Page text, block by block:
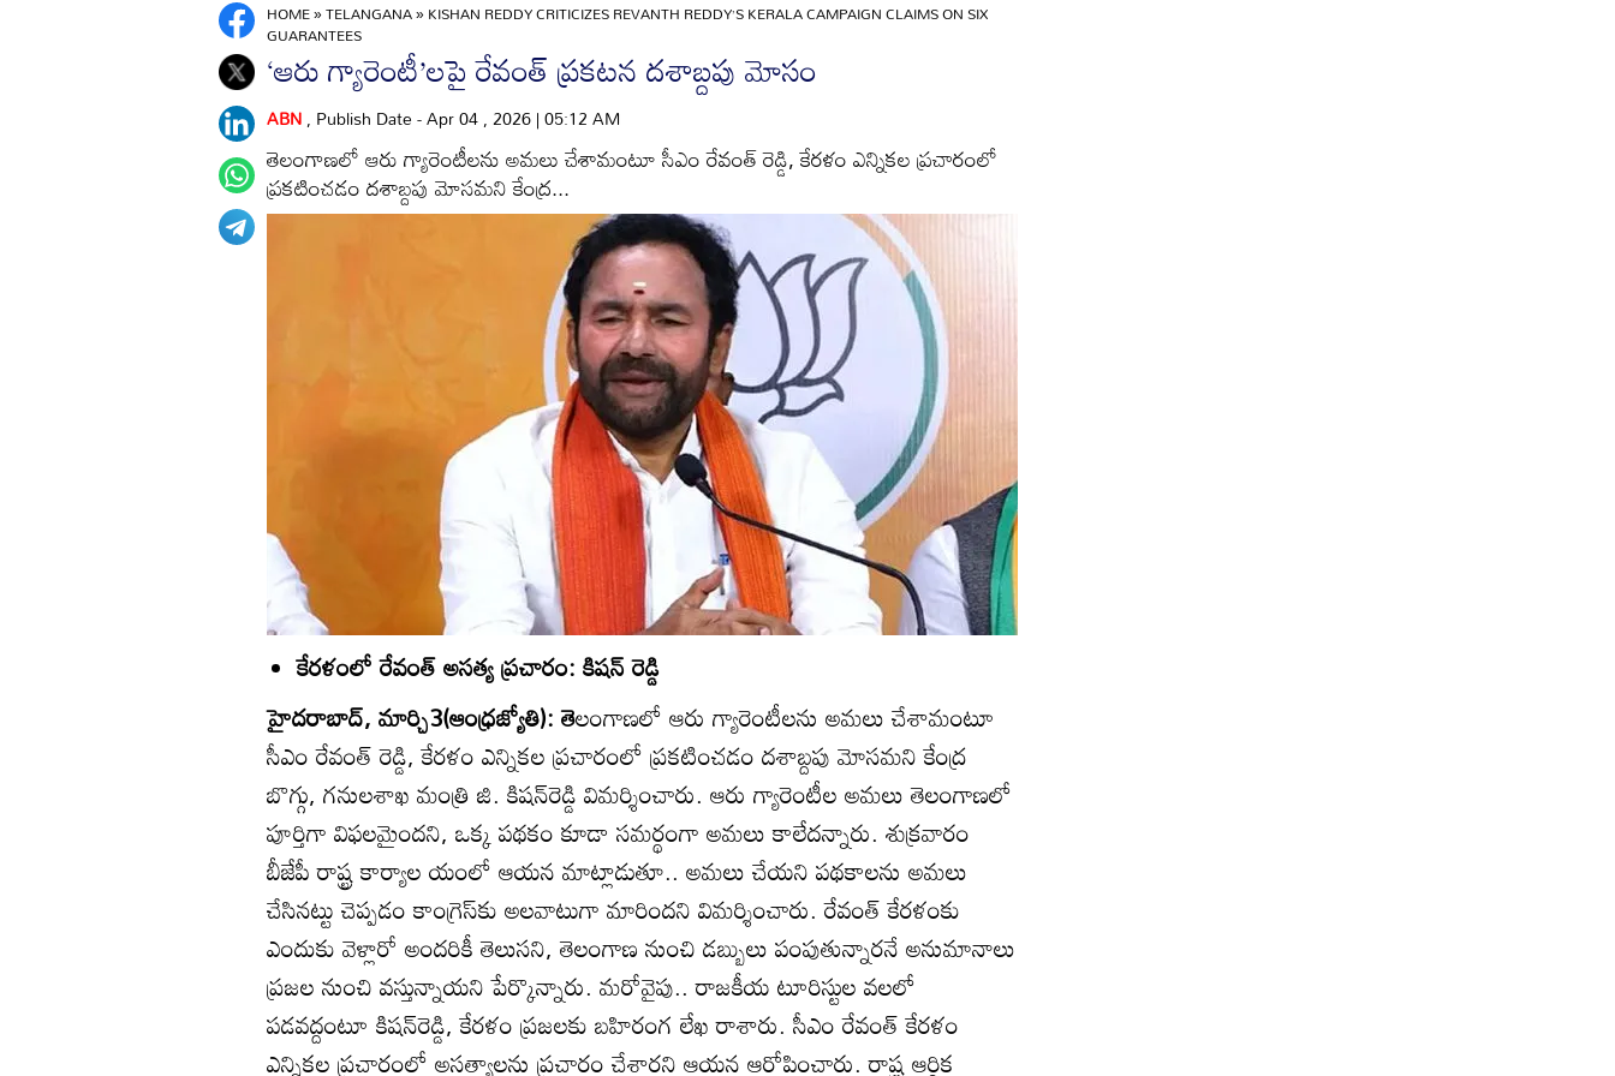
HOME»TELANGANA»KISHAN REDDY CRITICIZES REVANTH REDDY’S KERALA CAMPAIGN CLAIMS ON SIX
GUARANTEES
‘ఆరు గ్యారెంటీ’లపై రేవంత్‌ ప్రకటన దశాబ్దపు మోసం
ABN, Publish Date - Apr 04 , 2026 | 05:12 AM
తెలంగాణలో ఆరు గ్యారెంటీలను అమలు చేశామంటూ సీఎం రేవంత్‌ రెడ్డి, కేరళం ఎన్నికల ప్రచారంలో
ప్రకటించడం దశాబ్దపు మోసమని కేంద్ర...
కేరళంలో రేవంత్‌ అసత్య ప్రచారం: కిషన్‌ రెడ్డి
హైదరాబాద్‌, మార్చి3(ఆంధ్రజ్యోతి): తెలంగాణలో ఆరు గ్యారెంటీలను అమలు చేశామంటూ
సీఎం రేవంత్‌ రెడ్డి, కేరళం ఎన్నికల ప్రచారంలో ప్రకటించడం దశాబ్దపు మోసమని కేంద్ర
బొగ్గు, గనులశాఖ మంత్రి జి. కిషన్‌రెడ్డి విమర్శించారు. ఆరు గ్యారెంటీల అమలు తెలంగాణలో
పూర్తిగా విఫలమైందని, ఒక్క పథకం కూడా సమర్థంగా అమలు కాలేదన్నారు. శుక్రవారం
బీజేపీ రాష్ట్ర కార్యాల యంలో ఆయన మాట్లాడుతూ.. అమలు చేయని పథకాలను అమలు
చేసినట్టు చెప్పడం కాంగ్రెస్‌కు అలవాటుగా మారిందని విమర్శించారు. రేవంత్‌ కేరళంకు
ఎందుకు వెళ్లారో అందరికీ తెలుసని, తెలంగాణ నుంచి డబ్బులు పంపుతున్నారనే అనుమానాలు
ప్రజల నుంచి వస్తున్నాయని పేర్కొన్నారు. మరోవైపు.. రాజకీయ టూరిస్టుల వలలో
పడవద్దంటూ కిషన్‌రెడ్డి, కేరళం ప్రజలకు బహిరంగ లేఖ రాశారు. సీఎం రేవంత్‌ కేరళం
ఎన్నికల ప్రచారంలో అసత్యాలను ప్రచారం చేశారని ఆయన ఆరోపించారు. రాష్ట్ర ఆర్థిక